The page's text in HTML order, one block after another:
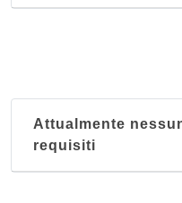
Attualmente
requisiti